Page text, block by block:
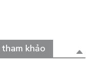
khảo